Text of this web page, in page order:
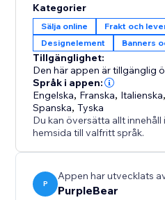
börja använda Country
Kategorier
Sälja online
Frakt och
Designelement
Banners
Tillgänglighet:
Den här appen är tillgänglig
Språk i appen:
Engelska, Franska, Italienska,
Spanska,Tyska
Du kan översätta allt
hemsida till valfritt språk.
P
Appen har utvecklats
PurpleBear